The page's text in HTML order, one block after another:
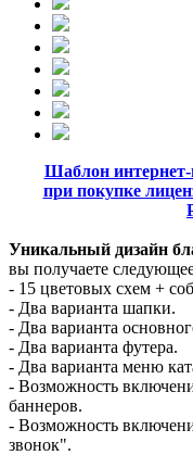
Шаблон
при покупке
Уникальный дизайн
вы получаете
- 15 цветовых схем +
- Два варианта шапки.
- Два варианта
- Два варианта футера.
- Два варианта меню
- Возможность
баннеров.
- Возможность
звонок".